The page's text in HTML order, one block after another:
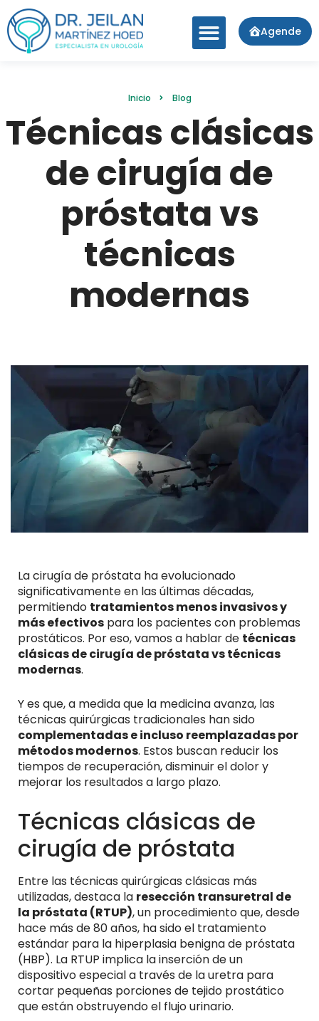
Agende
Inicio Blog
Técnicas clásicas
de cirugía de
próstata vs
técnicas
modernas
La cirugía de próstata ha evolucionado
significativamente en las últimas décadas,
permitiendo tratamientos menos invasivos y
más efectivos para los pacientes con problemas
prostáticos. Por eso, vamos a hablar de técnicas
clásicas de cirugía de próstata vs técnicas
modernas.
Y es que, a medida que la medicina avanza, las
técnicas quirúrgicas tradicionales han sido
complementadas e incluso reemplazadas por
métodos modernos. Estos buscan reducir los
tiempos de recuperación, disminuir el dolor y
mejorar los resultados a largo plazo.
Técnicas clásicas de
cirugía de próstata
Entre las técnicas quirúrgicas clásicas más
utilizadas, destaca la resección transuretral de
la próstata (RTUP), un procedimiento que, desde
hace más de 80 años, ha sido el tratamiento
estándar para la hiperplasia benigna de próstata
(HBP). La RTUP implica la inserción de un
dispositivo especial a través de la uretra para
cortar pequeñas porciones de tejido prostático
que están obstruyendo el flujo urinario.